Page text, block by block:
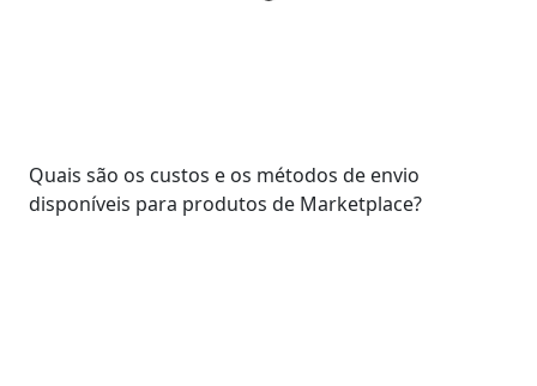
Quais são os custos e os métodos de envio
disponíveis para produtos de Marketplace?